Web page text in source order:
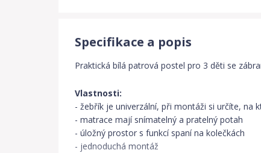
Specifikace a popis
Praktická bílá patrová postel pro 3 děti se
Vlastnosti:
- žebřík je univerzální, při montáži si určíte, na
- matrace mají snímatelný a pratelný potah
- úložný prostor s funkcí spaní na kolečkách
- jednoduchá montáž